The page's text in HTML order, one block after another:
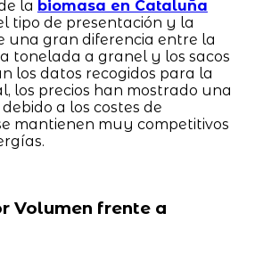
la biomasa en Cataluña
tipo de presentación y la
una gran diferencia entre la
tonelada a granel y los sacos
los datos recogidos para la
los precios han mostrado una
a los costes de
mantienen muy competitivos
Volumen frente a